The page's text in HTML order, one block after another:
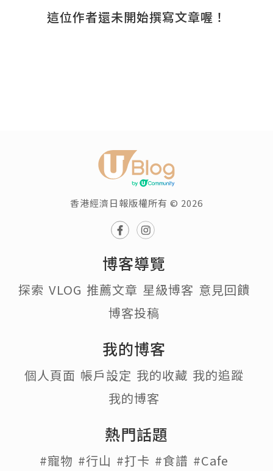
這位作者還未開始撰寫文章喔！
香港經濟日報版權所有 © 2026
博客導覽
探索 VLOG 推薦文章 星級博客 意見回饋
博客投稿
我的博客
個人頁面 帳戶設定 我的收藏 我的追蹤
我的博客
熱門話題
#寵物 #行山 #打卡 #食譜 #Cafe